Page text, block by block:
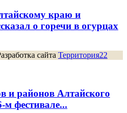
краю и
о горечи в огурцах
сайта Территория22
и районов Алтайского
м фестивале...